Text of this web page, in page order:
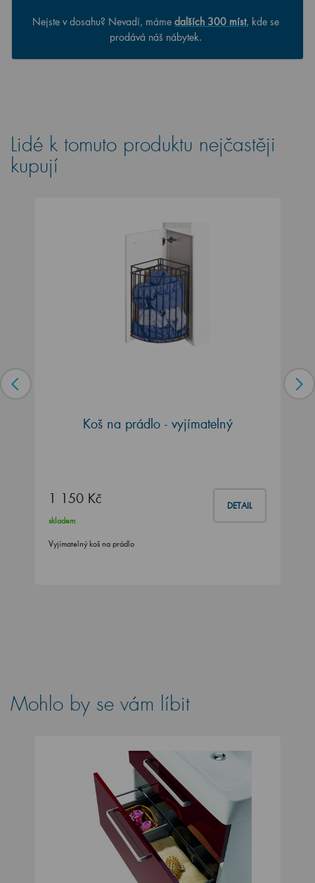
Nejste v dosahu? Nevadí, máme dalších 300 míst, kde se
prodává náš nábytek.
Lidé k tomuto produktu nejčastěji
kupují
Koš na prádlo - vyjímatelný
1 150 Kč DETAIL
skladem
Vyjímatelný koš na prádlo
Mohlo by se vám líbit